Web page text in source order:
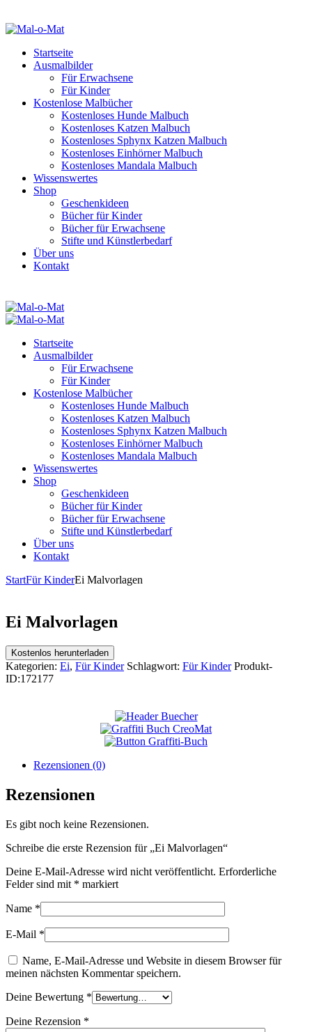
Startseite
Ausmalbilder
Für Erwachsene
Für Kinder
Kostenlose Malbücher
Kostenloses Hunde Malbuch
Kostenloses Katzen Malbuch
Kostenloses Sphynx Katzen Malbuch
Kostenloses Einhörner Malbuch
Kostenloses Mandala Malbuch
Wissenswertes
Shop
Geschenkideen
Bücher für Kinder
Bücher für Erwachsene
Stifte und Künstlerbedarf
Über uns
Kontakt
Startseite
Ausmalbilder
Für Erwachsene
Für Kinder
Kostenlose Malbücher
Kostenloses Hunde Malbuch
Kostenloses Katzen Malbuch
Kostenloses Sphynx Katzen Malbuch
Kostenloses Einhörner Malbuch
Kostenloses Mandala Malbuch
Wissenswertes
Shop
Geschenkideen
Bücher für Kinder
Bücher für Erwachsene
Stifte und Künstlerbedarf
Über uns
Kontakt
StartFür KinderEi Malvorlagen
Ei Malvorlagen
Kostenlos herunterladen
Kategorien: Ei, Für Kinder Schlagwort: Für Kinder Produkt-
ID:172177
Rezensionen (0)
Rezensionen
Es gibt noch keine Rezensionen.
Schreibe die erste Rezension für „Ei Malvorlagen“
Deine E-Mail-Adresse wird nicht veröffentlicht. Erforderliche
Felder sind mit * markiert
Name *
E-Mail *
Name, E-Mail-Adresse und Website in diesem Browser für
meinen nächsten Kommentar speichern.
Deine Bewertung *
Deine Rezension *